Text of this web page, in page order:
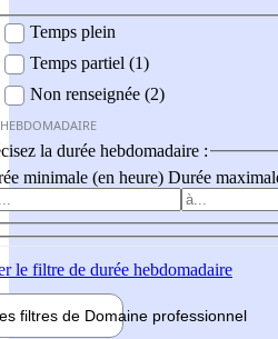
Temps plein
Temps partiel (1)
Non renseignée (2)
la durée hebdomadaire :
minimale (en heure) Durée
le filtre de durée hebdomadaire
filtres de Domaine professionnel